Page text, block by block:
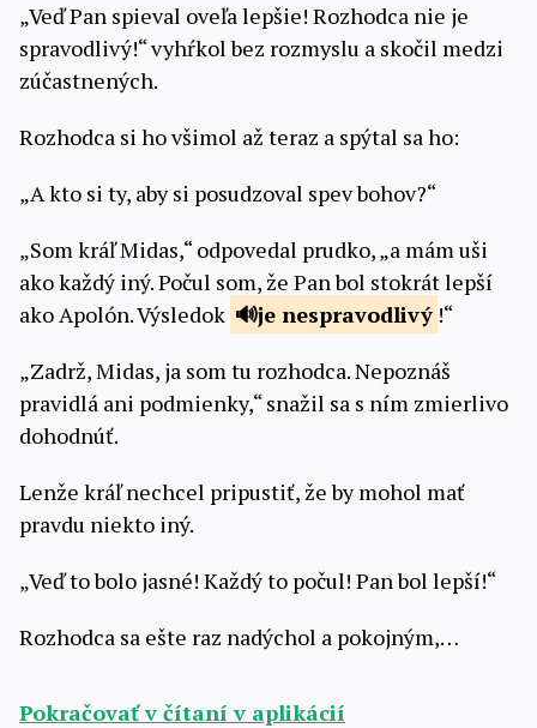
„Veď Pan spieval oveľa lepšie! Rozhodca nie je
spravodlivý!“ vyhŕkol bez rozmyslu a skočil medzi
zúčastnených.
Rozhodca si ho všimol až teraz a spýtal sa ho:
„A kto si ty, aby si posudzoval spev bohov?“
„Som kráľ Midas,“ odpovedal prudko, „a mám uši
ako každý iný. Počul som, že Pan bol stokrát lepší
ako Apolón. Výsledok
je nespravodlivý !“
„Zadrž, Midas, ja som tu rozhodca. Nepoznáš
pravidlá ani podmienky,“ snažil sa s ním zmierlivo
dohodnúť.
Lenže kráľ nechcel pripustiť, že by mohol mať
pravdu niekto iný.
„Veď to bolo jasné! Každý to počul! Pan bol lepší!“
Rozhodca sa ešte raz nadýchol a pokojným,…
Pokračovať v čítaní v aplikácií